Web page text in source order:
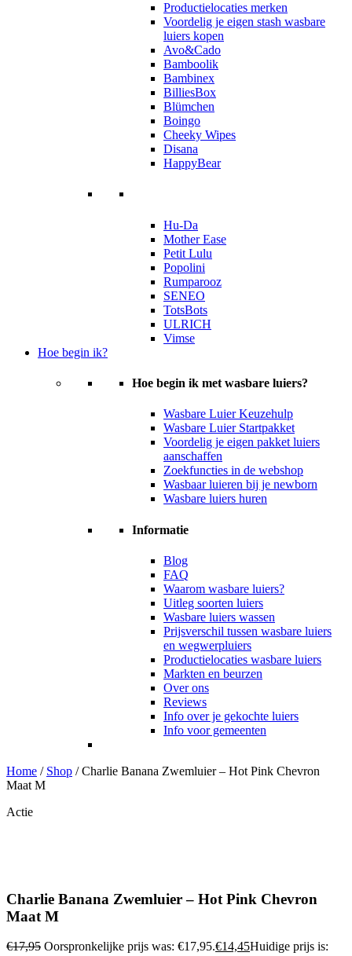
Productielocaties merken
Voordelig je eigen stash wasbare
luiers kopen
Avo&Cado
Bamboolik
Bambinex
BilliesBox
Blümchen
Boingo
Cheeky Wipes
Disana
HappyBear
Hu-Da
Mother Ease
Petit Lulu
Popolini
Rumparooz
SENEO
TotsBots
ULRICH
Vimse
Hoe begin ik?
Hoe begin ik met wasbare luiers?
Wasbare Luier Keuzehulp
Wasbare Luier Startpakket
Voordelig je eigen pakket luiers
aanschaffen
Zoekfuncties in de webshop
Wasbaar luieren bij je newborn
Wasbare luiers huren
Informatie
Blog
FAQ
Waarom wasbare luiers?
Uitleg soorten luiers
Wasbare luiers wassen
Prijsverschil tussen wasbare luiers
en wegwerpluiers
Productielocaties wasbare luiers
Markten en beurzen
Over ons
Reviews
Info over je gekochte luiers
Info voor gemeenten
Home / Shop /Charlie Banana Zwemluier – Hot Pink Chevron
Maat M
Actie
Charlie Banana Zwemluier – Hot Pink Chevron
Maat M
€17,95 Oorspronkelijke prijs was: €17,95.€14,45Huidige prijs is: